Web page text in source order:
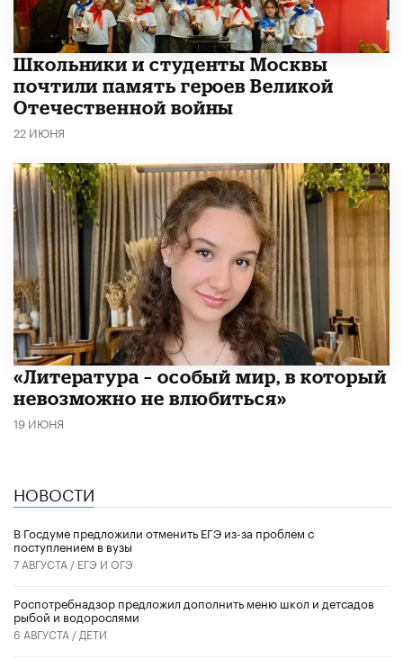
Школьники и студенты Москвы
почтили память героев Великой
Отечественной войны
22 ИЮНЯ
​«Литература – особый мир, в который
невозможно не влюбиться»
19 ИЮНЯ
НОВОСТИ
В Госдуме предложили отменить ЕГЭ из-за проблем с
поступлением в вузы
7 АВГУСТА / ЕГЭ И ОГЭ
Роспотребнадзор предложил дополнить меню школ и детсадов
рыбой и водорослями
6 АВГУСТА / ДЕТИ